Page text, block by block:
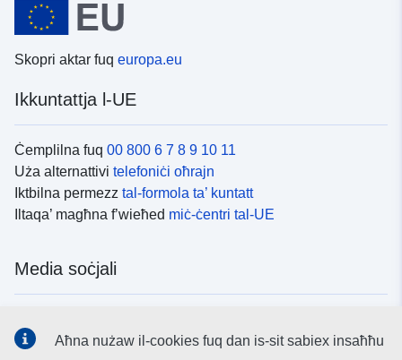
Skopri aktar fuq europa.eu
Ikkuntattja l-UE
Ċemplilna fuq 00 800 6 7 8 9 10 11
Uża alternattivi telefoniċi oħrajn
Iktbilna permezz tal-formola ta’ kuntatt
Iltaqa’ magħna f’wieħed miċ-ċentri tal-UE
Media soċjali
Aħna nużaw il-cookies fuq dan is-sit sabiex insaħħu